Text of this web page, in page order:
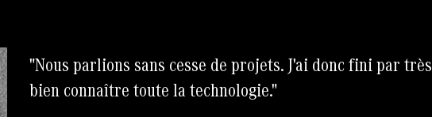
"Nous parlions sans cesse de projets. J'ai donc fini par très
bien connaître toute la technologie."